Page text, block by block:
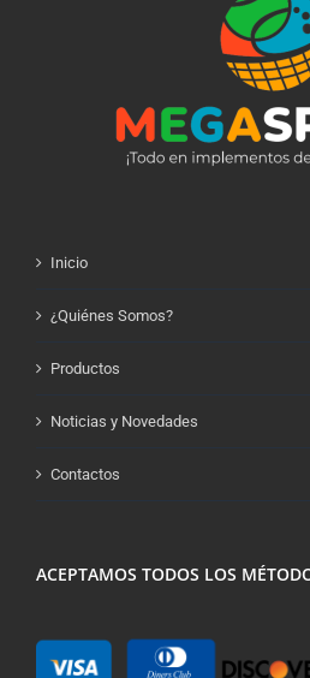
Inicio
¿Quiénes Somos?
Productos
Noticias y Novedades
Contactos
ACEPTAMOS TODOS LOS